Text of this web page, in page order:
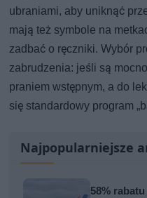
ubraniami, aby uniknąć
mają też symbole na
zadbać o ręczniki. Wybór
zabrudzenia: jeśli są
praniem wstępnym, a do
się standardowy program
Najpopularniejsze
58%